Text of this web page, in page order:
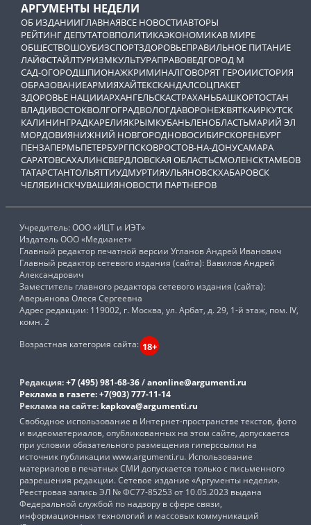
АРГУМЕНТЫ НЕДЕЛИ
ОБ ИЗДАНИИГЛАВНАЯВСЕ НОВОСТИАВТОРЫ
РЕЙТИНГ ДЕПУТАТОВПОЛИТИКАЭКОНОМИКАВ МИРЕ
ОБЩЕСТВОШОУБИЗСПОРТЗДОРОВЬЕПРАВИЛЬНОЕ ПИТАНИЕ
ЛАЙФСТАЙЛТУРИЗМКУЛЬТУРАПРАВОВЕДГОРОД М
САД-ОГОРОДШПИОНАЖКРИМИНАЛГОВОРЯТ ГЕРОИИСТОРИЯ
ОБРАЗОВАНИЕАРМИЯХАЙТЕКСКАНДАЛСОЦПАКЕТ
ЗДОРОВЬЕ НАЦИИАРХАНГЕЛЬСКАСТРАХАНЬБАШКОРТОСТАН
ВЛАДИВОСТОКВОЛГОГРАДВОЛОГДАВОРОНЕЖВЯТКАИРКУТСК
КАЛИНИНГРАДКАРЕЛИЯКРЫМКУБАНЬЛЕНОБЛАСТЬМАРИЙ ЭЛ
МОРДОВИЯНИЖНИЙ НОВГОРОДНОВОСИБИРСКОРЕНБУРГ
ПЕНЗАПЕРМЬПЕТЕРБУРГПСКОВРОСТОВ-НА-ДОНУСАМАРА
САРАТОВСАХАЛИНСВЕРДЛОВСКАЯ ОБЛАСТЬСМОЛЕНСКТАМБОВ
ТАТАРСТАНТОЛЬЯТТИУДМУРТИЯУЛЬЯНОВСКХАБАРОВСК
ЧЕЛЯБИНСКЧУВАШИЯНОВОСТИ ПАРТНЕРОВ
Учредитель: ООО «ИЦТ и ИЭТ»
Издатель ООО «Медианет»
Главный редактор печатной версии Угланов Андрей Иванович
Главный редактор сетевого издания (сайта): Вавилов Андрей
Александрович
Заместитель главного редактора сетевого издания (сайта):
Аверьянова Олеся Сергеевна
Адрес редакции: 119002, г. Москва, ул. Арбат, д. 29, 1-й этаж, пом. IV,
комн. 2
Возрастная категория сайта: 18+
Редакция:+7 (495) 981-68-36/anonline@argumenti.ru
Реклама в газете:+7(903) 777-11-14
Реклама на сайте: kapkova@argumenti.ru
Свободное использование в Интернет-пространстве текстов, фото
и видеоматериалов, опубликованных на этом сайте, допускается
при условии обязательного размещения гиперссылки на
источник публикации www.argumenti.ru. Использование
материалов в печатных СМИ допускается только с письменного
разрешения редакции. Сетевое издание «Аргументы недели».
Реестровая запись ЭЛ № ФС77-85253 от 10.05.2023 выдана
Федеральной службой по надзору в сфере связи,
информационных технологий и массовых коммуникаций